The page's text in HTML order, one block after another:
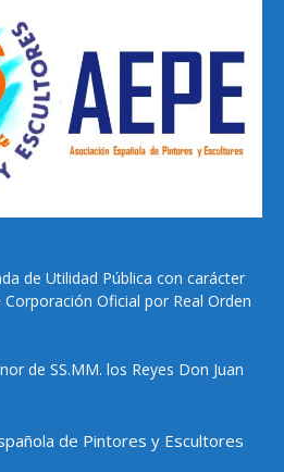
de Utilidad Pública con carácter
Oficial por Real Orden
de SS.MM. los Reyes Don Juan
de Pintores y Escultores